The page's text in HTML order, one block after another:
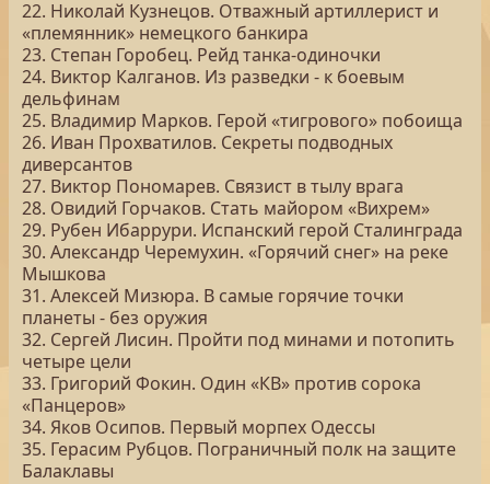
22. Николай Кузнецов. Отважный артиллерист и
«племянник» немецкого банкира
23. Степан Горобец. Рейд танка-одиночки
24. Виктор Калганов. Из разведки - к боевым
дельфинам
25. Владимир Марков. Герой «тигрового» побоища
26. Иван Прохватилов. Секреты подводных
диверсантов
27. Виктор Пономарев. Связист в тылу врага
28. Овидий Горчаков. Стать майором «Вихрем»
29. Рубен Ибаррури. Испанский герой Сталинграда
30. Александр Черемухин. «Горячий снег» на реке
Мышкова
31. Алексей Мизюра. В самые горячие точки
планеты - без оружия
32. Сергей Лисин. Пройти под минами и потопить
четыре цели
33. Григорий Фокин. Один «КВ» против сорока
«Панцеров»
34. Яков Осипов. Первый морпех Одессы
35. Герасим Рубцов. Пограничный полк на защите
Балаклавы